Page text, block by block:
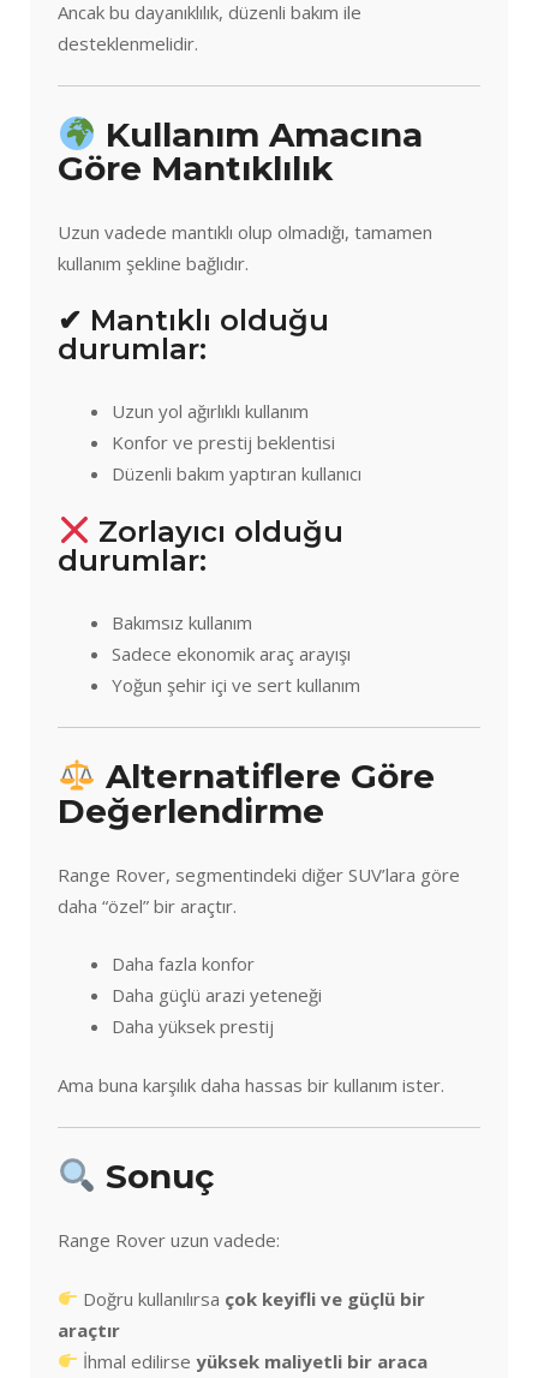
Ancak bu dayanıklılık, düzenli bakım ile
desteklenmelidir.
Kullanım Amacına
Göre Mantıklılık
Uzun vadede mantıklı olup olmadığı, tamamen
kullanım şekline bağlıdır.
✔ Mantıklı olduğu
durumlar:
Uzun yol ağırlıklı kullanım
Konfor ve prestij beklentisi
Düzenli bakım yaptıran kullanıcı
Zorlayıcı olduğu
durumlar:
Bakımsız kullanım
Sadece ekonomik araç arayışı
Yoğun şehir içi ve sert kullanım
Alternatiflere Göre
Değerlendirme
Range Rover, segmentindeki diğer SUV’lara göre
daha “özel” bir araçtır.
Daha fazla konfor
Daha güçlü arazi yeteneği
Daha yüksek prestij
Ama buna karşılık daha hassas bir kullanım ister.
Sonuç
Range Rover uzun vadede:
Doğru kullanılırsa çok keyifli ve güçlü bir
araçtır
İhmal edilirseyüksek maliyetli bir araca